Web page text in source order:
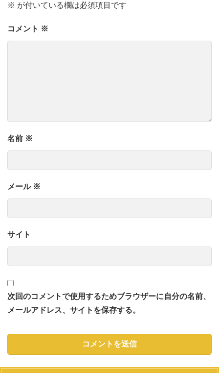
※ が付いている欄は必須項目です
コメント ※
名前 ※
メール ※
サイト
次回のコメントで使用するためブラウザーに自分の名前、
メールアドレス、サイトを保存する。